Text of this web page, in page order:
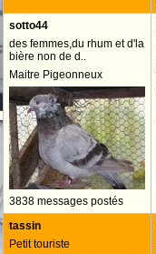
sotto44
des femmes,du rhum et d'la
bière non de d..
Maitre Pigeonneux
3838 messages postés
tassin
Petit touriste